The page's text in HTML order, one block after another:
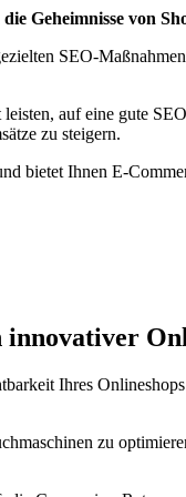
Geheimnisse von
SEO-
auf eine gute
zu steigern.
bietet Ihnen E-
Ihres
zu